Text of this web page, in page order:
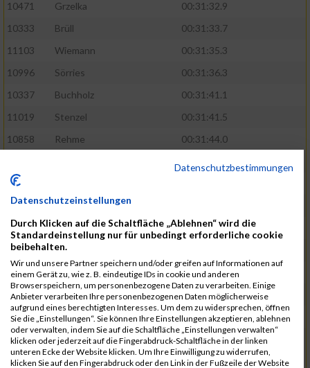
10471
Grzelka
00:31:32.9
10333
Brüll
00:31:33.7
11103
Wiemann
00:31:35.3
10996
Sörries
00:31:36.3
10337
Buchholz
00:31:41.1
11019
Stenzel
00:31:41.5
10858
Rehme
00:31:44.0
10553
11083
Wegner
10646
Köhler
00:31:52.2
10676
Kricke
11128
Wünsch
00:31:58.4
10492
Hanisch
00:31:58.6
10634
Knauft
00:31:59.1
10868
Restemeier
00:31:59.2
10480
Gutsche 00:32:01.9
Datenschutzbestimmungen
Datenschutzeinstellungen
Durch Klicken auf die Schaltfläche „Ablehnen“ wird die
Standardeinstellung nur für unbedingt erforderliche cookie
beibehalten.
Wir und unsere Partner speichern und/oder greifen auf Informationen auf
einem Gerät zu, wie z. B. eindeutige IDs in cookie und anderen
Browserspeichern, um personenbezogene Daten zu verarbeiten. Einige
Anbieter verarbeiten Ihre personenbezogenen Daten möglicherweise
aufgrund eines berechtigten Interesses. Um dem zu widersprechen, öffnen
Sie die „Einstellungen“. Sie können Ihre Einstellungen akzeptieren, ablehnen
oder verwalten, indem Sie auf die Schaltfläche „Einstellungen verwalten“
klicken oder jederzeit auf die Fingerabdruck-Schaltfläche in der linken
unteren Ecke der Website klicken. Um Ihre Einwilligung zu widerrufen,
klicken Sie auf den Fingerabdruck oder den Link in der Fußzeile der Website